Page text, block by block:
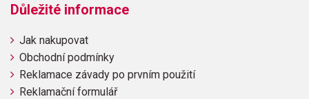
Důležité informace
Jak nakupovat
Obchodní podmínky
Reklamace závady po prvním použití
Reklamační formulář